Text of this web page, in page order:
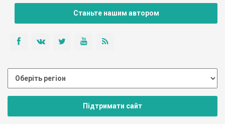
Станьте нашим автором
Підтримати сайт